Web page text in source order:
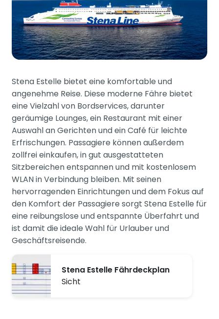
Stena Estelle bietet eine komfortable und
angenehme Reise. Diese moderne Fähre bietet
eine Vielzahl von Bordservices, darunter
geräumige Lounges, ein Restaurant mit einer
Auswahl an Gerichten und ein Café für leichte
Erfrischungen. Passagiere können außerdem
zollfrei einkaufen, in gut ausgestatteten
Sitzbereichen entspannen und mit kostenlosem
WLAN in Verbindung bleiben. Mit seinen
hervorragenden Einrichtungen und dem Fokus auf
den Komfort der Passagiere sorgt Stena Estelle für
eine reibungslose und entspannte Überfahrt und
ist damit die ideale Wahl für Urlauber und
Geschäftsreisende.
Stena Estelle Fährdeckplan
Sicht